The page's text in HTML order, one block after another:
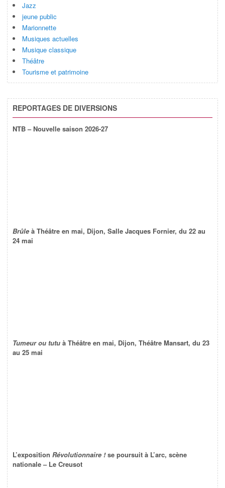
Jazz
jeune public
Marionnette
Musiques actuelles
Musique classique
Théâtre
Tourisme et patrimoine
REPORTAGES DE DIVERSIONS
NTB – Nouvelle saison 2026-27
Brûle à Théâtre en mai, Dijon, Salle Jacques Fornier, du 22 au
24 mai
Tumeur ou tutu à Théâtre en mai, Dijon, Théâtre Mansart, du 23
au 25 mai
L’exposition Révolutionnaire !se poursuit à L’arc, scène
nationale – Le Creusot